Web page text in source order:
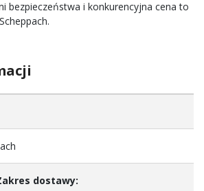
bezpieczeństwa i konkurencyjna cena to
dostawy: